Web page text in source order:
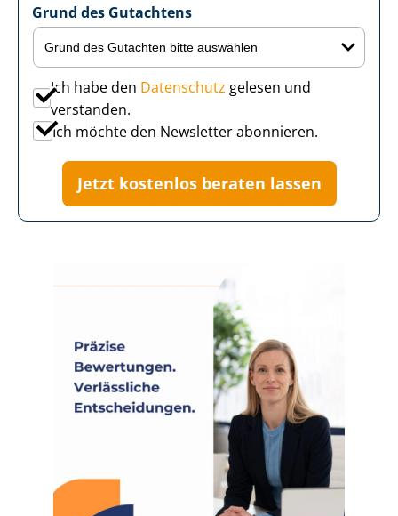
Grund des Gutachtens
Ich habe den Datenschutz gelesen und
verstanden.
Ich möchte den Newsletter abonnieren.
Jetzt kostenlos beraten lassen